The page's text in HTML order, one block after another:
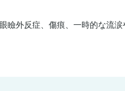
瞼外反症、傷痕、一時的な流